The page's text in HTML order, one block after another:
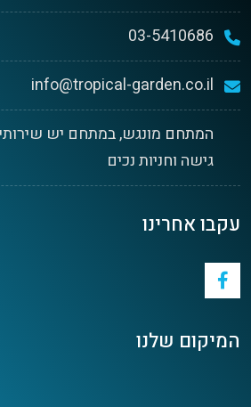
03-5410686
info@tropical-garden.co.il
המתחם מונגש, במתחם יש
גישה וחניות נכים
עקבו אחרינו
המיקום שלנו